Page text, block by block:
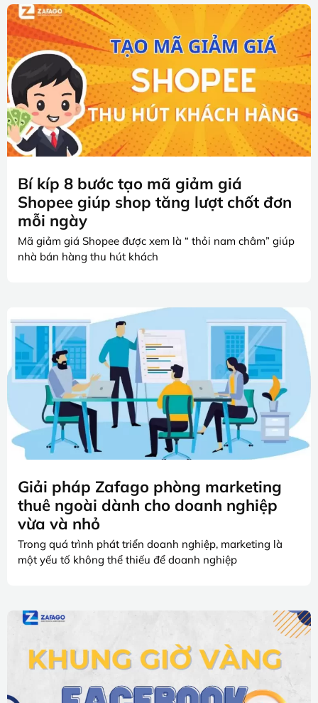
Bí kíp 8 bước tạo mã giảm giá
Shopee giúp shop tăng lượt chốt đơn
mỗi ngày
Mã giảm giá Shopee được xem là “ thỏi nam châm” giúp
nhà bán hàng thu hút khách
Giải pháp Zafago phòng marketing
thuê ngoài dành cho doanh nghiệp
vừa và nhỏ
Trong quá trình phát triển doanh nghiệp, marketing là
một yếu tố không thể thiếu để doanh nghiệp